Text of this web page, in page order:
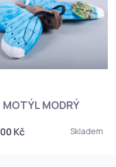
MOTÝL MODRÝ
Kč Skladem